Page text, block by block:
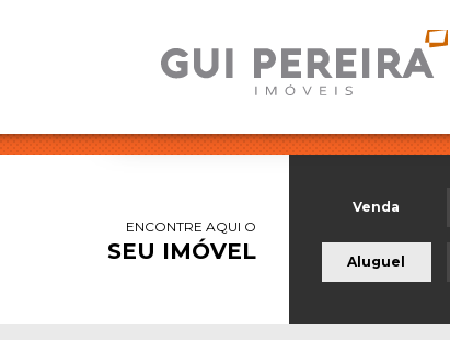
ENCONTRE AQUI O
SEU IMÓVEL
Venda
Aluguel